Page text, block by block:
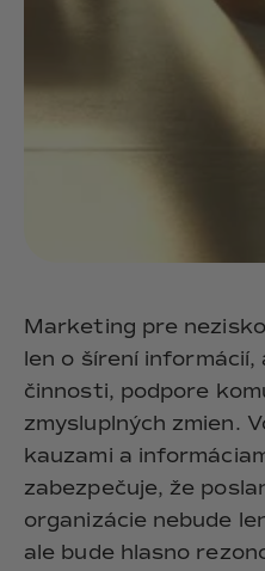
Marketing pre
len o šírení informácií,
činnosti, podpore
zmysluplných zmien.
kauzami a
zabezpečuje, že
organizácie nebude
ale bude hlasno